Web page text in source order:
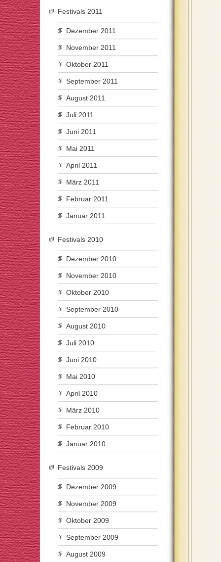
Festivals 2011
Dezember 2011
November 2011
Oktober 2011
September 2011
August 2011
Juli 2011
Juni 2011
Mai 2011
April 2011
März 2011
Februar 2011
Januar 2011
Festivals 2010
Dezember 2010
November 2010
Oktober 2010
September 2010
August 2010
Juli 2010
Juni 2010
Mai 2010
April 2010
März 2010
Februar 2010
Januar 2010
Festivals 2009
Dezember 2009
November 2009
Oktober 2009
September 2009
August 2009